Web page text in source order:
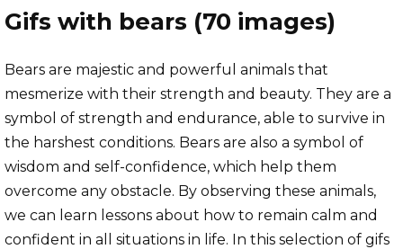
Gifs with bears (70 images)
Bears are majestic and powerful animals that
mesmerize with their strength and beauty. They are a
symbol of strength and endurance, able to survive in
the harshest conditions. Bears are also a symbol of
wisdom and self-confidence, which help them
overcome any obstacle. By observing these animals,
we can learn lessons about how to remain calm and
confident in all situations in life. In this selection of gifs